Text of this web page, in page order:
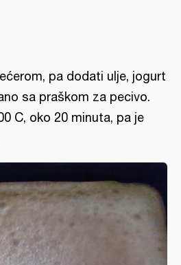
pa dodati ulje, jogurt
sa praškom za pecivo.
C, oko 20 minuta, pa je